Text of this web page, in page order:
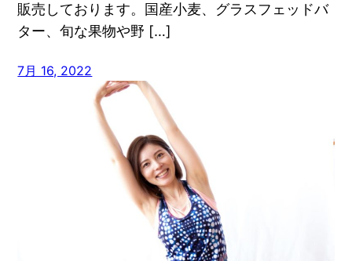
販売しております。国産小麦、グラスフェッドバ
ター、旬な果物や野 […]
7月 16, 2022